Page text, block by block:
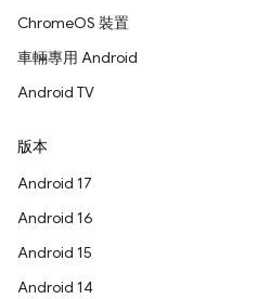
ChromeOS 裝置
車輛專用 Android
Android TV
版本
Android 17
Android 16
Android 15
Android 14